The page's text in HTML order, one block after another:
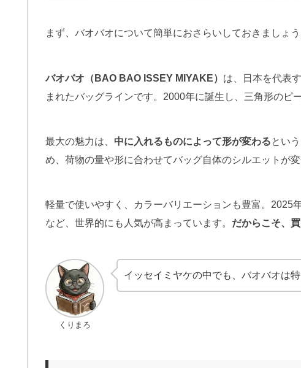
まず、バオバオについて簡単におさらいしておきましょう
バオバオ（BAO BAO ISSEY MIYAKE） は、日本を代表
まれたバッグラインです。2000年に誕生し、三角形のピ
最大の魅力は、 中に入れるものによって形が変わるとい
め、荷物の量や形に合わせてバッグ自体のシルエットが変
軽量で使いやすく、カラーバリエーションも豊富。2025
など、世界的にも人気が高まっています。 だからこそ、
くりまろ
イッセイミヤケの中でも、バオバオは